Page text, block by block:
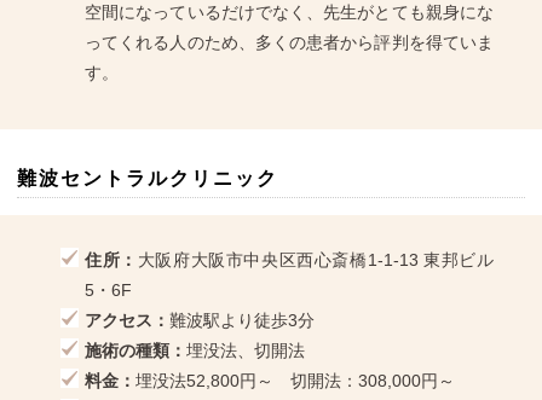
空間になっているだけでなく、先生がとても親身にな
ってくれる人のため、多くの患者から評判を得ていま
す。
難波セントラルクリニック
住所： 大阪府大阪市中央区西心斎橋1-1-13 東邦ビル
5・6F
アクセス： 難波駅より徒歩3分
施術の種類： 埋没法、切開法
料金： 埋没法52,800円～ 切開法：308,000円～